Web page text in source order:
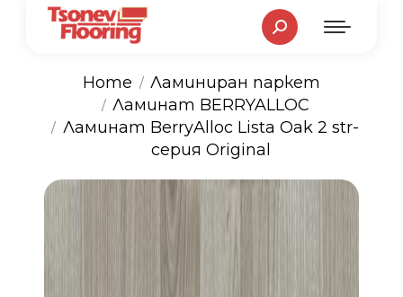
Search:
You are here:
Home
Ламиниран паркет
Ламинат BERRYALLOC
Ламинат BerryAlloc Lista Oak 2 str-
серия Original